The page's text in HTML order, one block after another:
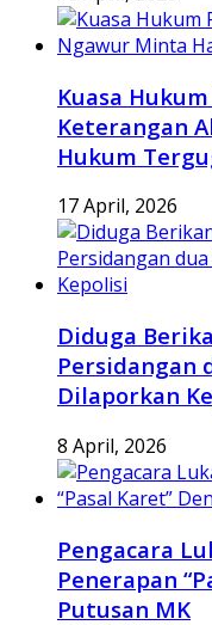
Kuasa
Keterangan
Hukum
17 April, 2026
Diduga
Persidangan
Dilaporkan
8 April, 2026
Pengacara
Penerapan
Putusan MK